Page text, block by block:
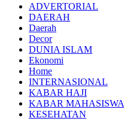
ADVERTORIAL
DAERAH
Daerah
Decor
DUNIA ISLAM
Ekonomi
Home
INTERNASIONAL
KABAR HAJI
KABAR MAHASISWA
KESEHATAN